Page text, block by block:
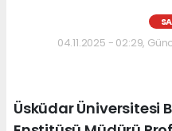
04.11.2025 - 02:29,
Üsküdar Üniversitesi